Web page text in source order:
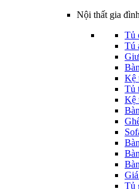
Nội thất gia đình
Tủ
Tú
Kệ
Tủ
Kệ
Tủ